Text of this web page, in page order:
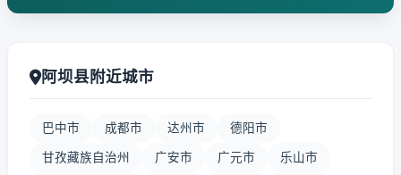
阿坝县附近城市
巴中市 成都市 达州市 德阳市
甘孜藏族自治州 广安市 广元市 乐山市